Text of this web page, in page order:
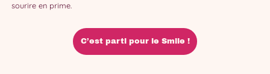
sourire en prime.
C’est parti pour le Smile !